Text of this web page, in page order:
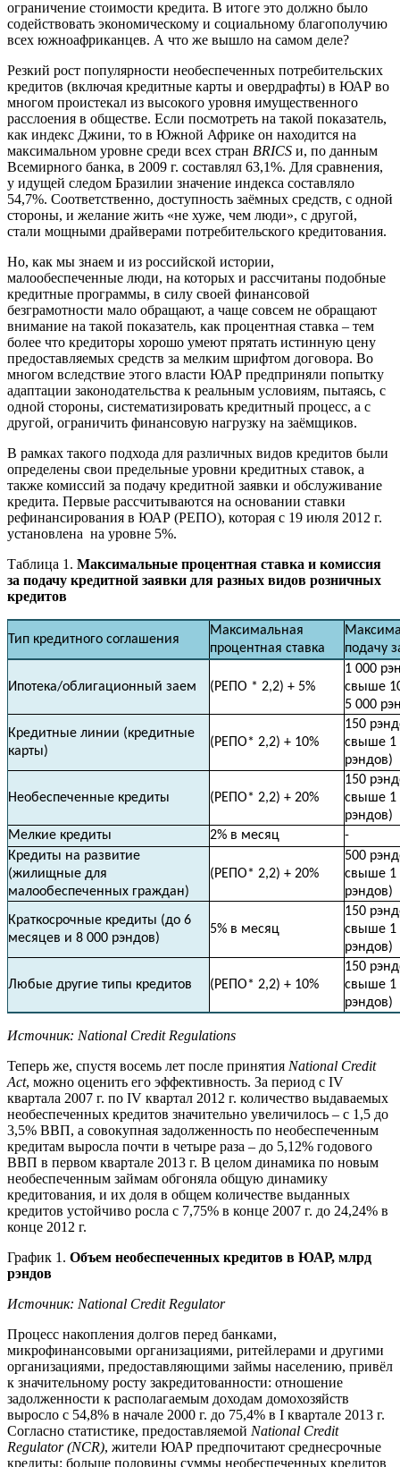
ограничение стоимости кредита. В итоге это должно было
содействовать экономическому и социальному благополучию
всех южноафриканцев. А что же вышло на самом деле?
Резкий рост популярности необеспеченных потребительских
кредитов (включая кредитные карты и овердрафты) в ЮАР во
многом проистекал из высокого уровня имущественного
расслоения в обществе. Если посмотреть на такой показатель,
как индекс Джини, то в Южной Африке он находится на
максимальном уровне среди всех стран BRICS и, по данным
Всемирного банка, в 2009 г. составлял 63,1%. Для сравнения,
у идущей следом Бразилии значение индекса составляло
54,7%. Соответственно, доступность заёмных средств, с одной
стороны, и желание жить «не хуже, чем люди», с другой,
стали мощными драйверами потребительского кредитования.
Но, как мы знаем и из российской истории,
малообеспеченные люди, на которых и рассчитаны подобные
кредитные программы, в силу своей финансовой
безграмотности мало обращают, а чаще совсем не обращают
внимание на такой показатель, как процентная ставка – тем
более что кредиторы хорошо умеют прятать истинную цену
предоставляемых средств за мелким шрифтом договора. Во
многом вследствие этого власти ЮАР предприняли попытку
адаптации законодательства к реальным условиям, пытаясь, с
одной стороны, систематизировать кредитный процесс, а с
другой, ограничить финансовую нагрузку на заёмщиков.
В рамках такого подхода для различных видов кредитов были
определены свои предельные уровни кредитных ставок, а
также комиссий за подачу кредитной заявки и обслуживание
кредита. Первые рассчитываются на основании ставки
рефинансирования в ЮАР (РЕПО), которая с 19 июля 2012 г.
установлена на уровне 5%.
Таблица 1. Максимальные процентная ставка и комиссия
за подачу кредитной заявки для разных видов розничных
кредитов
Тип кредитного соглашения
Максимальная
процентная ставка
подачу
Ипотека/облигационный заем (РЕПО * 2,2) + 5%
1 000
свыше
5 000
Кредитные линии (кредитные
карты)
(РЕПО* 2,2) + 10%
150
свыше 1
рэндов)
Необеспеченные кредиты (РЕПО* 2,2) + 20%
150
свыше 1
рэндов)
Мелкие кредиты
2% в месяц
-
Кредиты на развитие
(жилищные для
малообеспеченных граждан)
(РЕПО* 2,2) + 20%
500
свыше 1
рэндов)
Краткосрочные кредиты (до 6
месяцев и 8 000 рэндов)
5% в месяц
150
свыше 1
рэндов)
Любые другие типы кредитов (РЕПО* 2,2) + 10%
150
свыше 1
рэндов)
Источник: National Credit Regulations
Теперь же, спустя восемь лет после принятия National Credit
Act, можно оценить его эффективность. За период с IV
квартала 2007 г. по IV квартал 2012 г. количество выдаваемых
необеспеченных кредитов значительно увеличилось – с 1,5 до
3,5% ВВП, а совокупная задолженность по необеспеченным
кредитам выросла почти в четыре раза – до 5,12% годового
ВВП в первом квартале 2013 г. В целом динамика по новым
необеспеченным займам обгоняла общую динамику
кредитования, и их доля в общем количестве выданных
кредитов устойчиво росла с 7,75% в конце 2007 г. до 24,24% в
конце 2012 г.
График 1. Объем необеспеченных кредитов в ЮАР, млрд
рэндов
Источник: National Credit Regulator
Процесс накопления долгов перед банками,
микрофинансовыми организациями, ритейлерами и другими
организациями, предоставляющими займы населению, привёл
к значительному росту закредитованности: отношение
задолженности к располагаемым доходам домохозяйств
выросло с 54,8% в начале 2000 г. до 75,4% в I квартале 2013 г.
Согласно статистике, предоставляемой National Credit
Regulator(NCR), жители ЮАР предпочитают среднесрочные
кредиты: больше половины суммы необеспеченных кредитов